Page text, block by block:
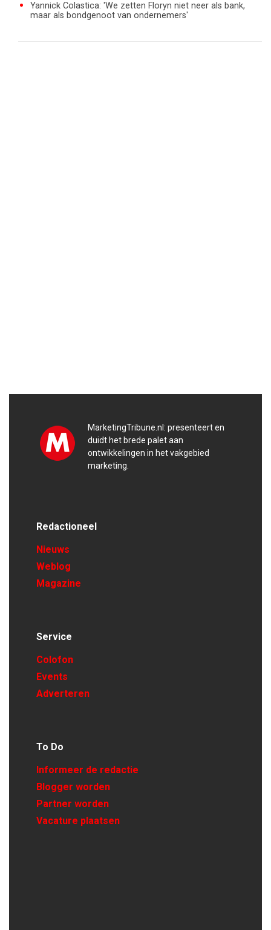
Yannick Colastica: 'We zetten Floryn niet neer als bank,
maar als bondgenoot van ondernemers'
MarketingTribune.nl: presenteert en
duidt het brede palet aan
ontwikkelingen in het vakgebied
marketing.
Redactioneel
Nieuws
Weblog
Magazine
Service
Colofon
Events
Adverteren
To Do
Informeer de redactie
Blogger worden
Partner worden
Vacature plaatsen